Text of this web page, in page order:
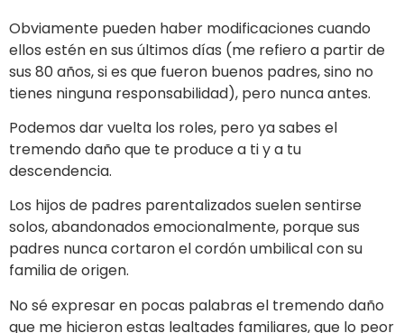
Obviamente pueden haber modificaciones cuando
ellos estén en sus últimos días (me refiero a partir de
sus 80 años, si es que fueron buenos padres, sino no
tienes ninguna responsabilidad), pero nunca antes.
Podemos dar vuelta los roles, pero ya sabes el
tremendo daño que te produce a ti y a tu
descendencia.
Los hijos de padres parentalizados suelen sentirse
solos, abandonados emocionalmente, porque sus
padres nunca cortaron el cordón umbilical con su
familia de origen.
No sé expresar en pocas palabras el tremendo daño
que me hicieron estas lealtades familiares, que lo peor